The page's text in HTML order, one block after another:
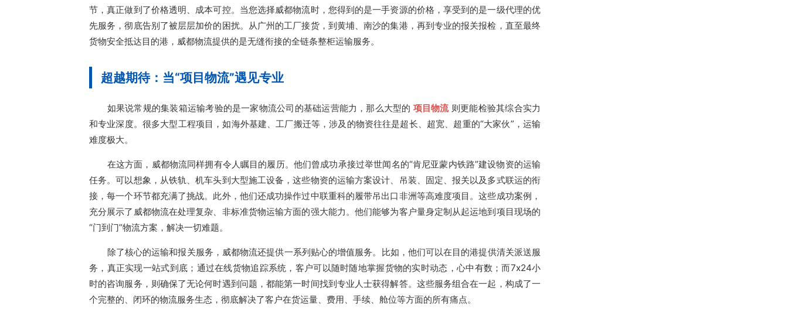
节，真正做到了价格透明、成本可控。当您选择威都物流时，您得到的是一手资源的价格，享受到的是一级代理的优
先服务，彻底告别了被层层加价的困扰。从广州的工厂接货，到黄埔、南沙的集港，再到专业的报关报检，直至最终
货物安全抵达目的港，威都物流提供的是无缝衔接的全链条整柜运输服务。
超越期待：当“项目物流”遇见专业
如果说常规的集装箱运输考验的是一家物流公司的基础运营能力，那么大型的 项目物流 则更能检验其综合实力
和专业深度。很多大型工程项目，如海外基建、工厂搬迁等，涉及的物资往往是超长、超宽、超重的“大家伙”，运输
难度极大。
在这方面，威都物流同样拥有令人瞩目的履历。他们曾成功承接过举世闻名的“肯尼亚蒙内铁路”建设物资的运输
任务。可以想象，从铁轨、机车头到大型施工设备，这些物资的运输方案设计、吊装、固定、报关以及多式联运的衔
接，每一个环节都充满了挑战。此外，他们还成功操作过中联重科的履带吊出口非洲等高难度项目。这些成功案例，
充分展示了威都物流在处理复杂、非标准货物运输方面的强大能力。他们能够为客户量身定制从起运地到项目现场的
“门到门”物流方案，解决一切难题。
除了核心的运输和报关服务，威都物流还提供一系列贴心的增值服务。比如，他们可以在目的港提供清关派送服
务，真正实现一站式到底；通过在线货物追踪系统，客户可以随时随地掌握货物的实时动态，心中有数；而7x24小
时的咨询服务，则确保了无论何时遇到问题，都能第一时间找到专业人士获得解答。这些服务组合在一起，构成了一
个完整的、闭环的物流服务生态，彻底解决了客户在货运量、费用、手续、舱位等方面的所有痛点。